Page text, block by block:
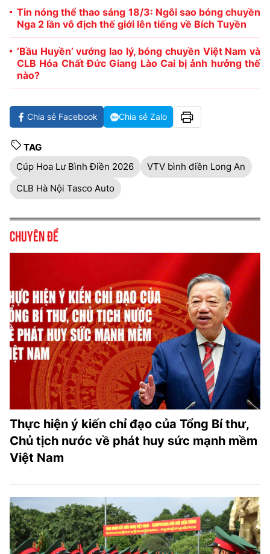
Tin nóng thể thao sáng 18/3: Ngôi sao bóng chuyền
Nga 2 lần vô địch thế giới lên tiếng về Bích Tuyền
‘Bầu Huyền’ vướng lao lý, bóng chuyền Việt Nam và
CLB Hóa Chất Đức Giang Lào Cai bị ảnh hưởng thế
nào?
Chia sẻ Facebook Chia sẻ Zalo
TAG
Cúp Hoa Lư Bình Điền 2026
VTV bình điền Long An
CLB Hà Nội Tasco Auto
Chuyên đề
Thực hiện ý kiến chỉ đạo của Tổng Bí thư,
Chủ tịch nước về phát huy sức mạnh mềm
Việt Nam